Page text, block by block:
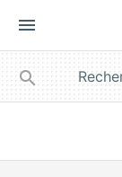
menu
search